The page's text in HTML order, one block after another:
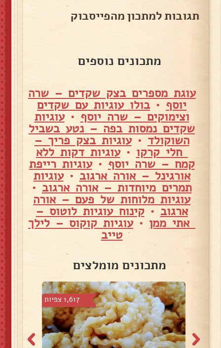
תגובות למתכון מהפייסבוק
מתכונים נוספים
עוגת מספרים בצק שקדים – שרה
יוסף •בולו עוגיות עם שקדים
וצימוקים – שרה יוסף •עוגיות
שקדים נמסות בפה – נטע בשביל
השוקולד •עוגיות בצק פריך –
חלי קרקו •עוגיות דקות ללא
קמח – שרה יוסף •עוגיות רייפת
אורגינל – אורה ארגוב •עוגיות
תמרים מיוחדות – אורה ארגוב •
עוגיות מלוחות של פעם – אורה
ארגוב •קינוח עוגיות לוטוס –
אתי ממן •עוגיות קוקוס – לילך
טייב
מתכונים מומלצים
1,617 צפיות